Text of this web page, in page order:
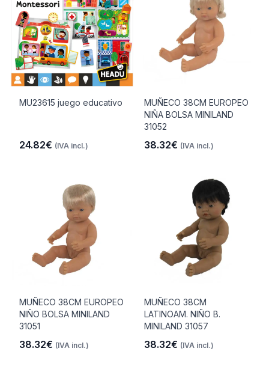
MU23615 juego educativo
24.82€ (IVA incl.)
MUÑECO 38CM EUROPEO
NIÑA BOLSA MINILAND
31052
38.32€ (IVA incl.)
MUÑECO 38CM EUROPEO
NIÑO BOLSA MINILAND
31051
38.32€ (IVA incl.)
MUÑECO 38CM
LATINOAM. NIÑO B.
MINILAND 31057
38.32€ (IVA incl.)